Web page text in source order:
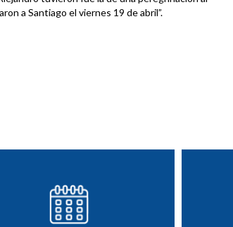
a Santiago el viernes 19 de abril”.